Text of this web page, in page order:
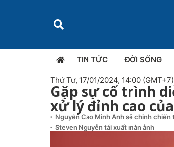
TIN TỨC ĐỜI SỐNG
Thứ Tư, 17/01/2024, 14:00 (GMT+7)
Gặp sự cố trình
xử lý đỉnh cao
Nguyễn Cao Minh Anh sẽ chinh
Steven Nguyễn tái xuất màn ảnh